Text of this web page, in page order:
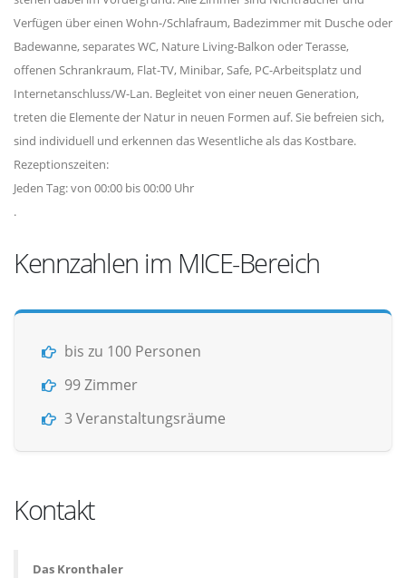
Verfügen über einen Wohn-/Schlafraum, Badezimmer mit Dusche oder
Badewanne, separates WC, Nature Living-Balkon oder Terasse,
offenen Schrankraum, Flat-TV, Minibar, Safe, PC-Arbeitsplatz und
Internetanschluss/W-Lan. Begleitet von einer neuen Generation,
treten die Elemente der Natur in neuen Formen auf. Sie befreien sich,
sind individuell und erkennen das Wesentliche als das Kostbare.
Rezeptionszeiten:
Jeden Tag: von 00:00 bis 00:00 Uhr
.
Kennzahlen im MICE-Bereich
bis zu 100 Personen
99 Zimmer
3 Veranstaltungsräume
Kontakt
Das Kronthaler